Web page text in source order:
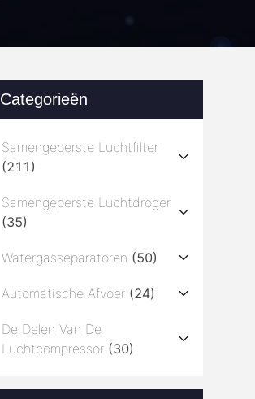
Categorieën
Samengeperste Luchtfilter
(211)
Samengeperste Luchtdroger
(35)
Watergasseparatoren (50)
Automatische Afvoer (24)
De Delen Van De
Luchtcompressor (30)